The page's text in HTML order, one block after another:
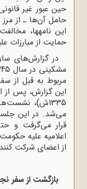
حین عبور غیر
حامل آن‌ها ـ از
این نامه‍ها،
حمایت از مبارزات
در گزارش‌های
مربوط به قبل از
این گزارش، پس از
1335ش)،
می‌شد. در این
قرار می‌گرفت و
اعلامیه علیه
از اعضای شرکت
بازگشت از سفر